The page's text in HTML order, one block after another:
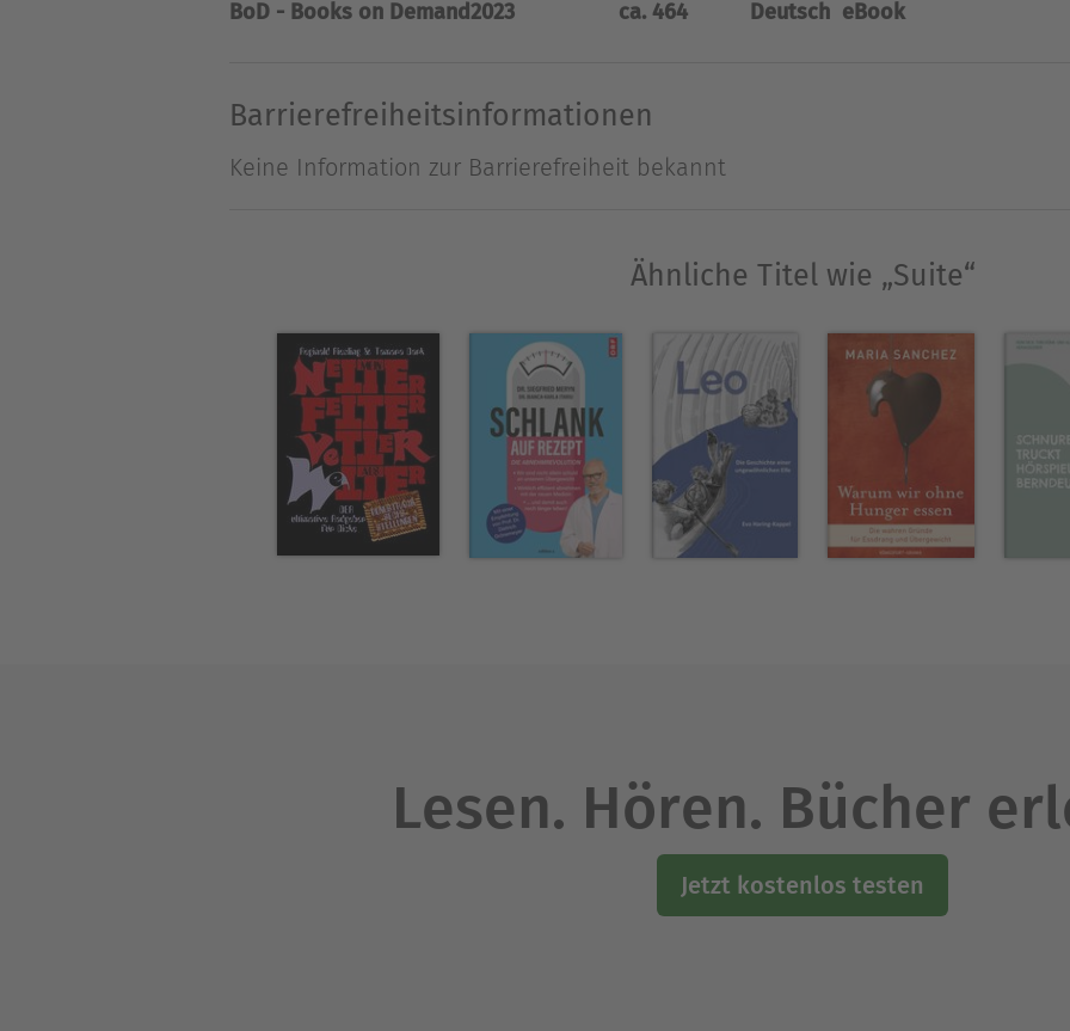
Alex Gfeller, Schriftsteller und Landschaftsmaler, geboren 1947 in Bern, lebt in
BoD - Books on Demand2023 ca. 464 Deutsch eBook
Barrierefreiheitsinformationen
Keine Information zur Barrierefreiheit bekannt
Ähnliche Titel wie „Suite“
Lesen. Hören. Bücher
Jetzt kostenlos testen